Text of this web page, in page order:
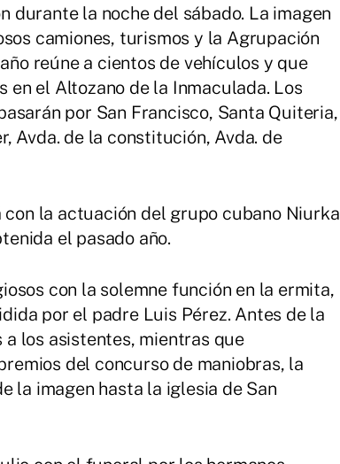
durante la noche del sábado. La imagen
camiones, turismos y la Agrupación
reúne a cientos de vehículos y que
en el Altozano de la Inmaculada. Los
por San Francisco, Santa Quiteria,
Avda. de la constitución, Avda. de
la actuación del grupo cubano Niurka
el pasado año.
con la solemne función en la ermita,
por el padre Luis Pérez. Antes de la
los asistentes, mientras que
del concurso de maniobras, la
la imagen hasta la iglesia de San